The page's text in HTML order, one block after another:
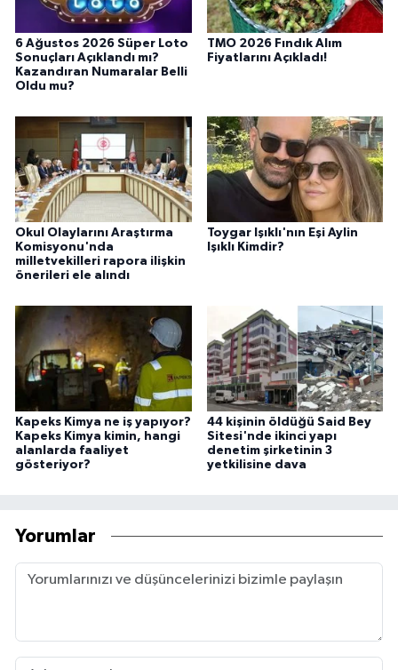
6 Ağustos 2026 Süper Loto
Sonuçları Açıklandı mı?
Kazandıran Numaralar Belli
Oldu mu?
TMO 2026 Fındık Alım
Fiyatlarını Açıkladı!
Okul Olaylarını Araştırma
Komisyonu'nda
milletvekilleri rapora ilişkin
önerileri ele alındı
Toygar Işıklı'nın Eşi Aylin
Işıklı Kimdir?
Kapeks Kimya ne iş yapıyor?
Kapeks Kimya kimin, hangi
alanlarda faaliyet
gösteriyor?
44 kişinin öldüğü Said Bey
Sitesi'nde ikinci yapı
denetim şirketinin 3
yetkilisine dava
Yorumlar